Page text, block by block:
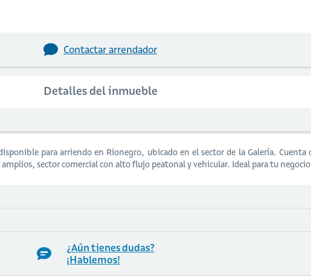
Contactar arrendador
Detalles del inmueble
para arriendo en Rionegro, ubicado en el sector de la Galería. Cuenta
amplios, sector comercial con alto flujo peatonal y vehicular. Ideal para tu
¿Aún tienes dudas?
¡Hablemos!